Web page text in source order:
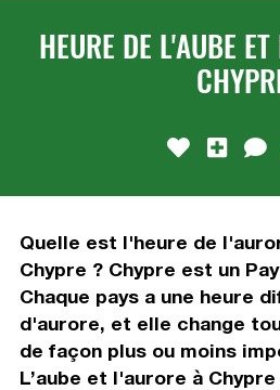
HEURE DE L'AUBE
Quelle est l'heure de
Chypre ? Chypre est un
Chaque pays a une heure
d'aurore, et elle change
de façon plus ou moins
L’aube et l'aurore à